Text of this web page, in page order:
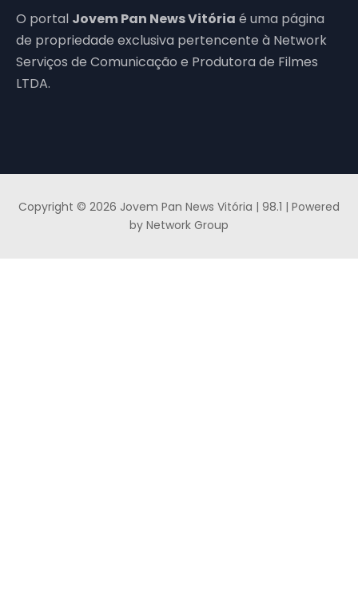
O portal Jovem Pan News Vitória é uma página
de propriedade exclusiva pertencente à Network
Serviços de Comunicação e Produtora de Filmes
LTDA.
Copyright © 2026 Jovem Pan News Vitória | 98.1 | Powered
by Network Group